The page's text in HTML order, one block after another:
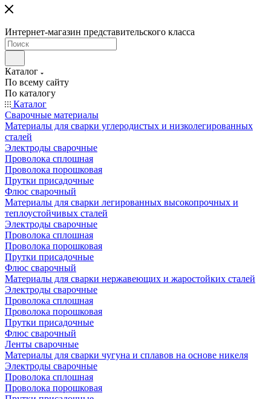
Интернет-магазин представительского класса
Каталог
По всему сайту
По каталогу
Каталог
Сварочные материалы
Материалы для сварки углеродистых и низколегированных
сталей
Электроды сварочные
Проволока сплошная
Проволока порошковая
Прутки присадочные
Флюс сварочный
Материалы для сварки легированных высокопрочных и
теплоустойчивых сталей
Электроды сварочные
Проволока сплошная
Проволока порошковая
Прутки присадочные
Флюс сварочный
Материалы для сварки нержавеющих и жаростойких сталей
Электроды сварочные
Проволока сплошная
Проволока порошковая
Прутки присадочные
Флюс сварочный
Ленты сварочные
Материалы для сварки чугуна и сплавов на основе никеля
Электроды сварочные
Проволока сплошная
Проволока порошковая